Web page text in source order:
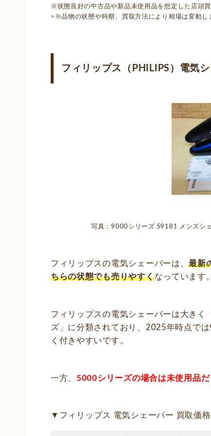
※状態良好の中古品や新品未使用品を想定した店頭
>※品物の状態や時期、買取方法により相場は変動し
フィリップス（PHILIPS）電気
写真：9000シリーズ S9181 メンズシ
フィリップスの電気シェーバーは、最新
ちらの状態でも売りやすくなっています。
フィリップスの電気シェーバーは大き
ズ」に分類されており、2025年時点で
く付きやすいです。
一方、 5000シリーズの場合は未使用品
▼フィリップス 電気シェーバー 買取価